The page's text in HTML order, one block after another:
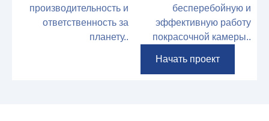
производительность и
ответственность за
планету..
бесперебойную и
эффективную работу
покрасочной камеры..
Начать проект